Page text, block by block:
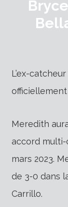
L’ex-
Meredith
accord multi-
mars 2023.
de 3-0 dans
Carrillo.